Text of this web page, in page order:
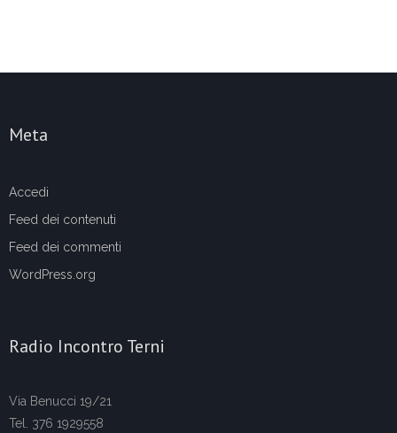
Meta
Accedi
Feed dei contenuti
Feed dei commenti
WordPress.org
Radio Incontro Terni
Via Benucci 19/21
Tel. 376 1929558